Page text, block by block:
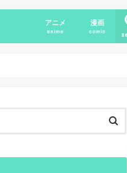
アニメ
anime
漫画
comic